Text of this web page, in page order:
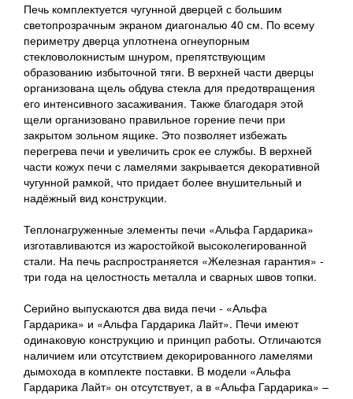
Печь комплектуется чугунной дверцей с большим
светопрозрачным экраном диагональю 40 см. По всему
периметру дверца уплотнена огнеупорным
стекловолокнистым шнуром, препятствующим
образованию избыточной тяги. В верхней части дверцы
организована щель обдува стекла для предотвращения
его интенсивного засаживания. Также благодаря этой
щели организовано правильное горение печи при
закрытом зольном ящике. Это позволяет избежать
перегрева печи и увеличить срок ее службы. В верхней
части кожух печи с ламелями закрывается декоративной
чугунной рамкой, что придает более внушительный и
надёжный вид конструкции.
Теплонагруженные элементы печи «Альфа Гардарика»
изготавливаются из жаростойкой высоколегированной
стали. На печь распространяется «Железная гарантия» -
три года на целостность металла и сварных швов топки.
Серийно выпускаются два вида печи - «Альфа
Гардарика» и «Альфа Гардарика Лайт». Печи имеют
одинаковую конструкцию и принцип работы. Отличаются
наличием или отсутствием декорированного ламелями
дымохода в комплекте поставки. В модели «Альфа
Гардарика Лайт» он отсутствует, а в «Альфа Гардарика» –